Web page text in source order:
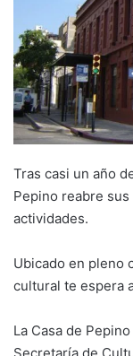
Tras casi un año
Pepino reabre
actividades.
Ubicado en pleno
cultural te espera
La Casa de